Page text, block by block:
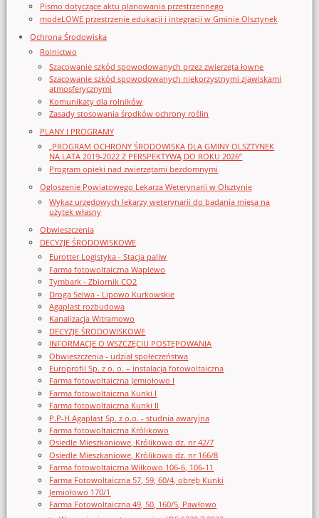
Pismo dotyczące aktu planowania przestrzennego
modeLOWE przestrzenie edukacji i integracji w Gminie Olsztynek
Ochrona Środowiska
Rolnictwo
Szacowanie szkód spowodowanych przez zwierzęta łowne
Szacowanie szkód spowodowanych niekorzystnymi zjawiskami
atmosferycznymi
Komunikaty dla rolników
Zasady stosowania środków ochrony roślin
PLANY I PROGRAMY
„PROGRAM OCHRONY ŚRODOWISKA DLA GMINY OLSZTYNEK
NA LATA 2019-2022 Z PERSPEKTYWĄ DO ROKU 2026”
Program opieki nad zwierzętami bezdomnymi
Ogloszenie Powiatowego Lekarza Weterynarii w Olsztynie
Wykaz urzędowych lekarzy weterynarii do badania mięsa na
użytek własny
Obwieszczenia
DECYZJE ŚRODOWISKOWE
Eurotter Logistyka - Stacja paliw
Farma fotowoltaiczna Waplewo
Tymbark - Zbiornik CO2
Droga Selwa - Lipowo Kurkowskie
Agaplast rozbudowa
Kanalizacja Witramowo
DECYZJE ŚRODOWISKOWE
INFORMACJE O WSZCZĘCIU POSTĘPOWANIA
Obwieszczenia - udział społeczeństwa
Europrofil Sp. z o. o. – instalacja fotowoltaiczna
Farma fotowoltaiczna Jemiołowo I
Farma fotowoltaiczna Kunki I
Farma fotowoltaiczna Kunki II
P.P-H.Agaplast Sp. z o.o. - studnia awaryjna
Farma fotowoltaiczna Królikowo
Osiedle Mieszkaniowe, Królikowo dz. nr 42/7
Osiedle Mieszkaniowe, Królikowo dz. nr 166/8
Farma fotowoltaiczna Wilkowo 106-6, 106-11
Farma Fotowoltaiczna 57, 59, 60/4, obręb Kunki
Jemiołowo 170/1
Farma Fotowoltaiczna 49, 50, 160/5, Pawłowo